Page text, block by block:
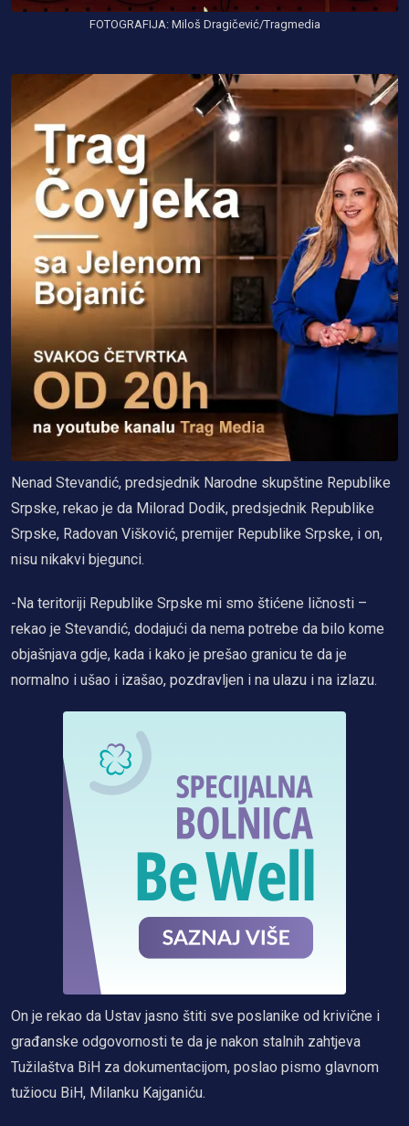
FOTOGRAFIJA: Miloš Dragičević/Tragmedia
Nenad Stevandić, predsjednik Narodne skupštine Republike
Srpske, rekao je da Milorad Dodik, predsjednik Republike
Srpske, Radovan Višković, premijer Republike Srpske, i on,
nisu nikakvi bjegunci.
-Na teritoriji Republike Srpske mi smo štićene ličnosti –
rekao je Stevandić, dodajući da nema potrebe da bilo kome
objašnjava gdje, kada i kako je prešao granicu te da je
normalno i ušao i izašao, pozdravljen i na ulazu i na izlazu.
On je rekao da Ustav jasno štiti sve poslanike od krivične i
građanske odgovornosti te da je nakon stalnih zahtjeva
Tužilaštva BiH za dokumentacijom, poslao pismo glavnom
tužiocu BiH, Milanku Kajganiću.